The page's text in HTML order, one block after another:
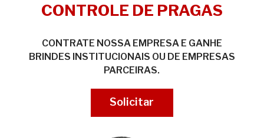
CONTROLE DE PRAGAS
CONTRATE NOSSA EMPRESA E GANHE
BRINDES INSTITUCIONAIS OU DE EMPRESAS
PARCEIRAS.
Solicitar